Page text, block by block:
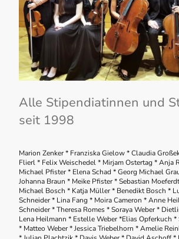
Alle Stipendiatinnen und
seit 1998
Marion Zenker * Franziska Gielow * Claudia
Flierl * Felix Weischedel * Mirjam Ostertag * Anja
Michael Pfister * Elena Schad * Georg Michael
Johanna Braun * Meike Pfister * Sebastian
Michael Bosch * Katja Müller * Benedikt Bosch *
Schneider * Lina Fang * Moira Cameron * Anne
Schneider * Theresa Romes * Soraya Weber *
Lena Heilmann * Estelle Weber *Elias Opferkuch *
* Matteo Weber * Jessica Triebelhorn * Amelie